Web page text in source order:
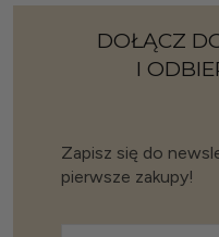
DOŁĄCZ
I
Zapisz się do
pierwsze zakupy!